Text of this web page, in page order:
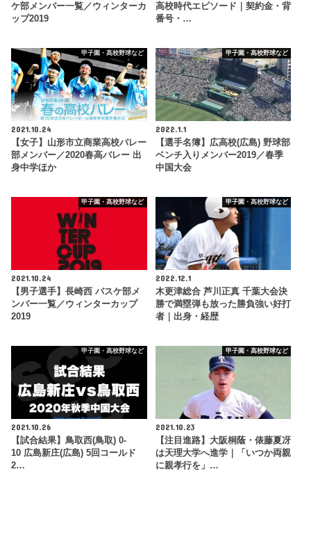
ケ部メンバー一覧／ウィンターカ
ップ2019
高校時代エピソード｜契約金・背
番号・…
甲子園・高校野球など
2021.10.24
【女子】山形市立商業高校バレー
部メンバー／2020春高バレー 出
身中学ほか
甲子園・高校野球など
2022.1.1
【選手名簿】広高校(広島) 野球部
ベンチ入りメンバー2019／春季
中国大会
甲子園・高校野球など
2021.10.24
【男子選手】長崎西 バスケ部メ
ンバー一覧／ウィンターカップ
2019
甲子園・高校野球など
2022.12.1
木更津総合 芦川正真 千葉大会決
勝で満塁弾も放った勝負強い好打
者｜出身・経歴
甲子園・高校野球など
2021.10.26
【試合結果】鳥取西(鳥取) 0-
10 広島新庄(広島) 5回コールド
2…
甲子園・高校野球など
2021.10.23
【注目進路】大阪桐蔭・俵藤夏冴
は天理大学へ進学｜「いつか両親
に親孝行を」…